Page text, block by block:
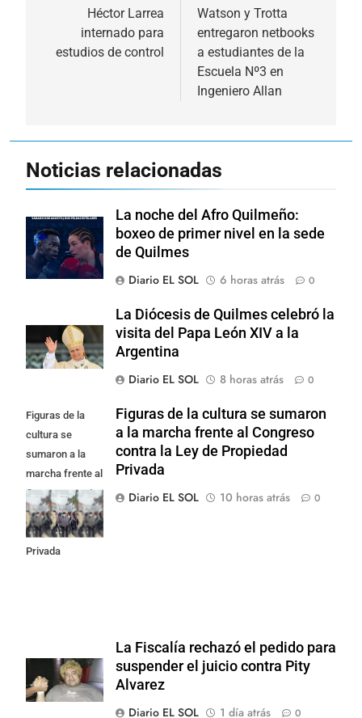
entradas
Héctor Larrea
internado para
estudios de control
Watson y Trotta
entregaron netbooks
a estudiantes de la
Escuela Nº3 en
Ingeniero Allan
Noticias relacionadas
La noche del Afro Quilmeño:
boxeo de primer nivel en la sede
de Quilmes
Diario EL SOL
6 horas atrás 0
La Diócesis de Quilmes celebró la
visita del Papa León XIV a la
Argentina
Diario EL SOL
8 horas atrás 0
Figuras de la
cultura se
sumaron a la
marcha frente al
Congreso contra
la Ley de
Propiedad
Privada
Figuras de la cultura se sumaron
a la marcha frente al Congreso
contra la Ley de Propiedad
Privada
Diario EL SOL
10 horas atrás 0
La Fiscalía rechazó el pedido para
suspender el juicio contra Pity
Alvarez
Diario EL SOL
1 día atrás 0